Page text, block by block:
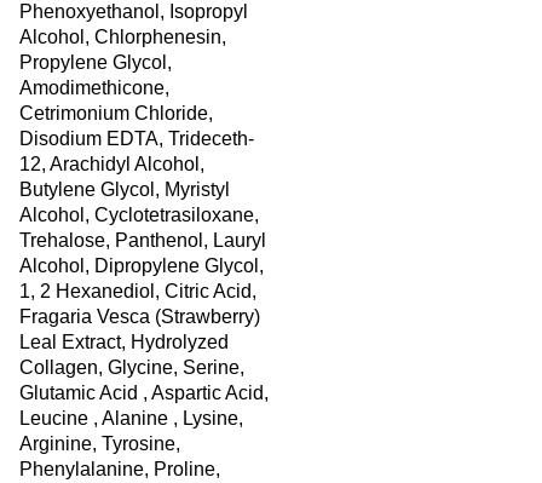
Phenoxyethanol, Isopropyl
Alcohol, Chlorphenesin,
Propylene Glycol,
Amodimethicone,
Cetrimonium Chloride,
Disodium EDTA, Trideceth-
12, Arachidyl Alcohol,
Butylene Glycol, Myristyl
Alcohol, Cyclotetrasiloxane,
Trehalose, Panthenol, Lauryl
Alcohol, Dipropylene Glycol,
1, 2 Hexanediol, Citric Acid,
Fragaria Vesca (Strawberry)
Leal Extract, Hydrolyzed
Collagen, Glycine, Serine,
Glutamic Acid , Aspartic Acid,
Leucine , Alanine , Lysine,
Arginine, Tyrosine,
Phenylalanine, Proline,